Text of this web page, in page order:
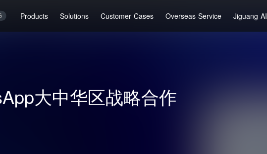
Products Solutions Customer Cases Overseas Service Jiguang AI
大中华区战略合作